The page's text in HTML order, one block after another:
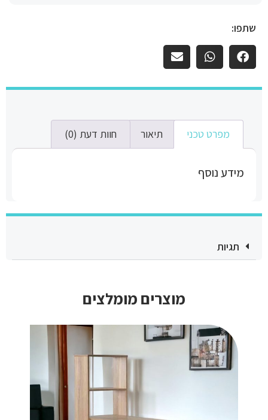
שתפו:
מפרט טכני תיאור חוות דעת (0)
מידע נוסף
תגיות
מוצרים מומלצים